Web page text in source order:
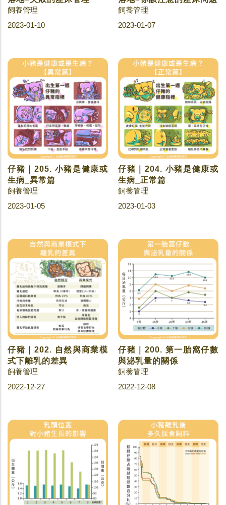
飼養管理
2023-01-10
飼養管理
2023-01-07
仔豬｜205. 小豬是健康或
生病_異常篇
飼養管理
2023-01-05
仔豬｜204. 小豬是健康或
生病_正常篇
飼養管理
2023-01-03
仔豬｜202. 自然與商業模
式下離乳的差異
飼養管理
2022-12-27
仔豬｜200. 第一胎窩仔數
與泌乳量的關係
飼養管理
2022-12-08